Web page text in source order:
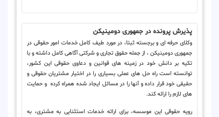
پذیرش پرونده در جمهوری دومینیکن
وکلای حرفه ای و برجسته ثبتا، در مورد طیف کامل خدمات امور حقوقی در
جمهوری دومینیکن ، از جمله حقوق تجاری و شرکتی آگاهی کامل داشته و با
تکیه بر دانش خود در زمینه های قوانین و دعاوی حقوقی این کشور،
توانسته است راه حل های عملی بسیاری را در اختیار مشتریان حقوقی و
حقیقی خود قرار داده و آنها را در مسائل ایجاد شده همراه کرده و حمایت
های لازم را ارائه کند.
رویه حقوقی این موسسه، برای ارائه خدمات استثنایی به مشتری، به